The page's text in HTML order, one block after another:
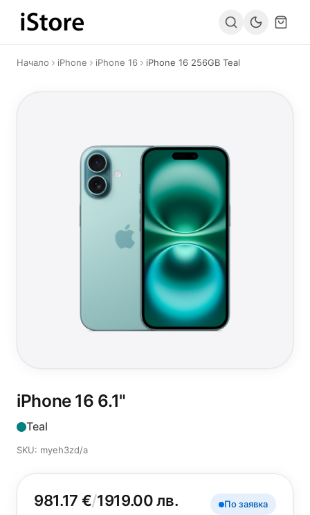
Към съдържанието
Начало iPhone iPhone 16 iPhone 16 256GB Teal
iPhone 16 6.1"
Teal
SKU: myeh3zd/a
981.17 €/1919.00 лв.
По заявка